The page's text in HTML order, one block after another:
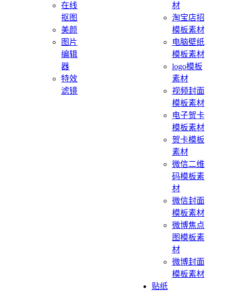
在线
抠图
美颜
图片
编辑
器
特效
滤镜
材
淘宝店招
模板素材
电脑壁纸
模板素材
logo模板
素材
视频封面
模板素材
电子贺卡
模板素材
贺卡模板
素材
微信二维
码模板素
材
微信封面
模板素材
微博焦点
图模板素
材
微博封面
模板素材
贴纸